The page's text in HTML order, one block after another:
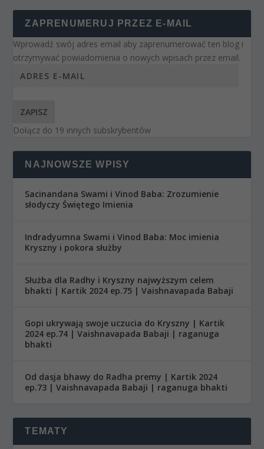
ZAPRENUMERUJ PRZEZ E-MAIL
Wprowadź swój adres email aby zaprenumerować ten blog i
otrzymywać powiadomienia o nowych wpisach przez email.
ZAPISZ
Dołącz do 19 innych subskrybentów
NAJNOWSZE WPISY
Sacinandana Swami i Vinod Baba: Zrozumienie
słodyczy Świętego Imienia
Indradyumna Swami i Vinod Baba: Moc imienia
Kryszny i pokora służby
Służba dla Radhy i Kryszny najwyższym celem
bhakti | Kartik 2024 ep.75 | Vaishnavapada Babaji
Gopi ukrywają swoje uczucia do Kryszny | Kartik
2024 ep.74 | Vaishnavapada Babaji | raganuga
bhakti
Od dasja bhawy do Radha premy | Kartik 2024
ep.73 | Vaishnavapada Babaji | raganuga bhakti
TEMATY